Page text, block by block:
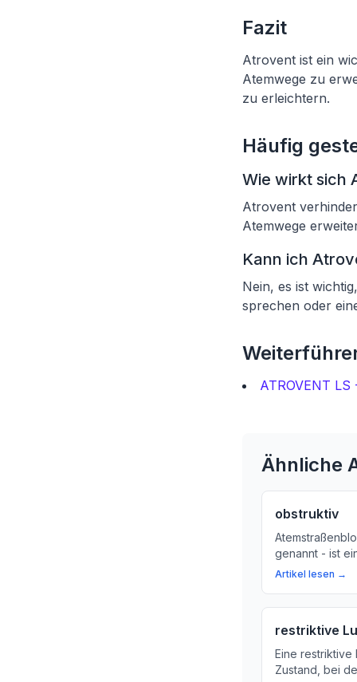
Fazit
Atrovent ist ein
Atemwege zu
zu erleichtern.
Häufig
Wie wirkt sich
Atrovent
Atemwege
Kann ich
Nein, es ist
sprechen oder
ATROVENT
Ähnliche
obstruktiv
genannt - ist
Luftwege in
Artikel lesen →
restriktive
Eine restriktive
Zustand, bei